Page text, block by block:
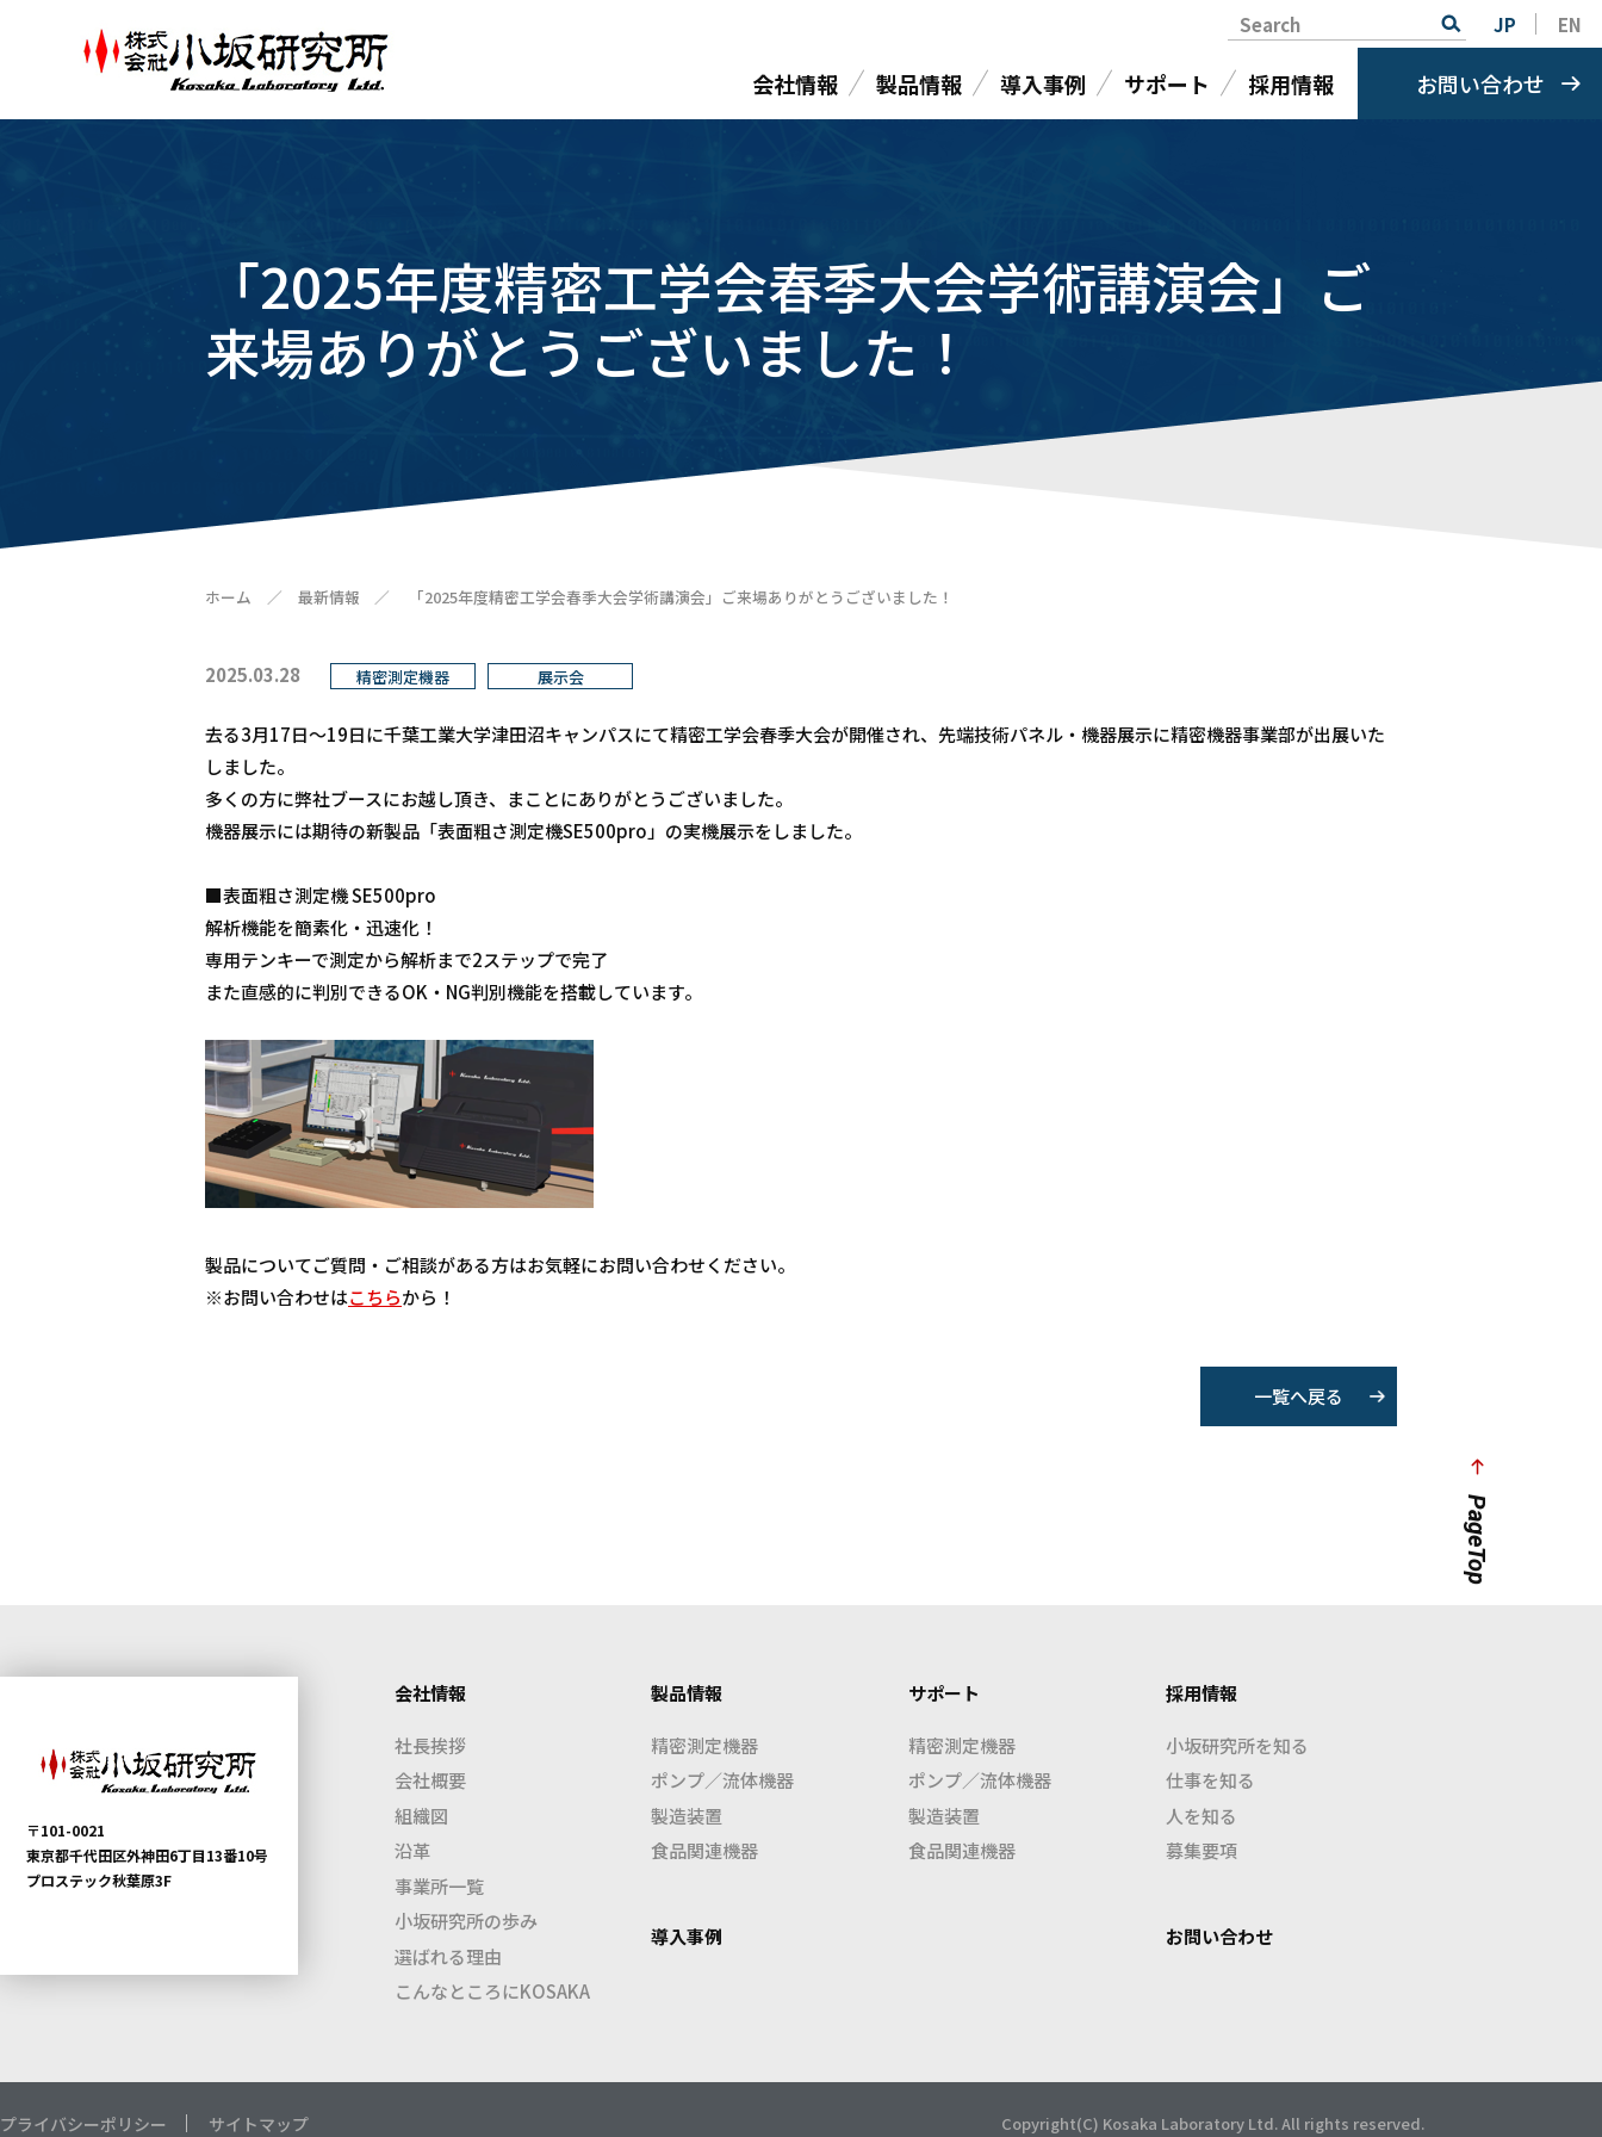
Search JP EN
会社情報 製品情報 導入事例 サポート 採用情報 お問い合わせ
「2025年度精密工学会春季大会学術講演会」ご
来場ありがとうございました！
ホーム ／ 最新情報 ／ 「2025年度精密工学会春季大会学術講演会」ご来場ありがとうございました！
2025.03.28 精密測定機器 展示会
去る3月17日～19日に千葉工業大学津田沼キャンパスにて精密工学会春季大会が開催され、先端技術パネル・機器展示に精密機器事業部が出展いた
しました。
多くの方に弊社ブースにお越し頂き、まことにありがとうございました。
機器展示には期待の新製品「表面粗さ測定機SE500pro」の実機展示をしました。
■表面粗さ測定機 SE500pro
解析機能を簡素化・迅速化！
専用テンキーで測定から解析まで2ステップで完了
また直感的に判別できるOK・NG判別機能を搭載しています。
製品についてご質問・ご相談がある方はお気軽にお問い合わせください。
※お問い合わせはこちらから！
一覧へ戻る
PageTop
〒101-0021
東京都千代田区外神田6丁目13番10号
プロステック秋葉原3F
会社情報
社長挨拶
会社概要
組織図
沿革
事業所一覧
小坂研究所の歩み
選ばれる理由
こんなところにKOSAKA
製品情報
精密測定機器
ポンプ／流体機器
製造装置
食品関連機器
導入事例
サポート
精密測定機器
ポンプ／流体機器
製造装置
食品関連機器
採用情報
小坂研究所を知る
仕事を知る
人を知る
募集要項
お問い合わせ
プライバシーポリシー サイトマップ Copyright(C) Kosaka Laboratory Ltd. All rights reserved.